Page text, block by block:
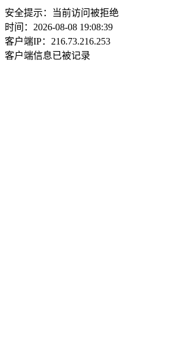
安全提示：当前访问被拒绝
时间：2026-08-08 19:08:39
客户端IP：216.73.216.253
客户端信息已被记录